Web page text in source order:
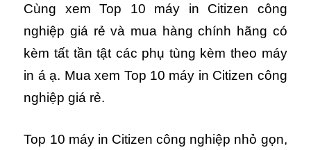
Cùng xem Top 10 máy in Citizen công
nghiệp giá rẻ và mua hàng chính hãng có
kèm tất tần tật các phụ tùng kèm theo máy
in á ạ. Mua xem Top 10 máy in Citizen công
nghiệp giá rẻ.
Top 10 máy in Citizen công nghiệp nhỏ gọn,